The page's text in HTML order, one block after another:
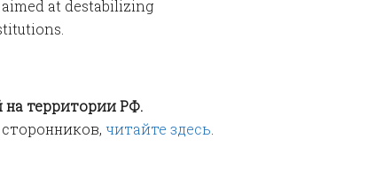
at destabilizing
на территории РФ.
читайте здесь